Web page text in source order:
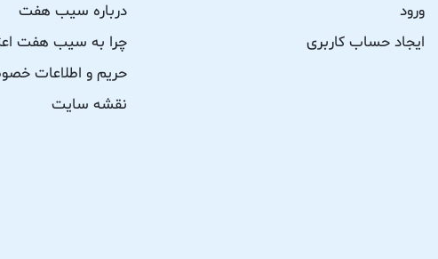
ورود
ایجاد حساب کاربری
درباره سیب هفت
چرا به سیب هفت
حریم و اطلاعات
نقشه سایت